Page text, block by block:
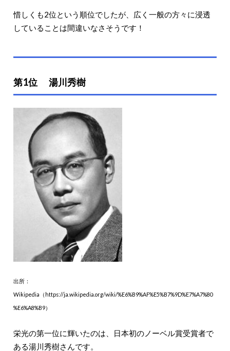
惜しくも2位という順位でしたが、広く一般の方々に浸透
していることは間違いなさそうです！
第1位 湯川秀樹
出所：
Wikipedia（https://ja.wikipedia.org/wiki/%E6%B9%AF%E5%B7%9D%E7%A7%80
%E6%A8%B9）
栄光の第一位に輝いたのは、日本初のノーベル賞受賞者で
ある湯川秀樹さんです。